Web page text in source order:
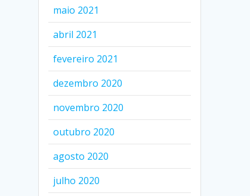
maio 2021
abril 2021
fevereiro 2021
dezembro 2020
novembro 2020
outubro 2020
agosto 2020
julho 2020